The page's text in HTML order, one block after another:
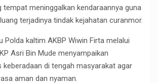
tempat meninggalkan kendaraannya guna
terjadinya tindak kejahatan curanmor.
Polda kaltim AKBP Wiwin Firta melalui
Asri Bin Mude menyampaikan
keberadaan di tengah masyarakat agar
aman dan nyaman.